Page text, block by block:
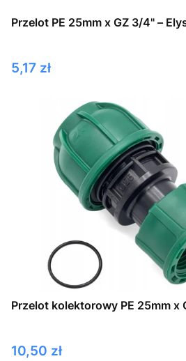
Przelot PE 25mm x GZ 3/4" –
Cena
5,17 zł
Przelot kolektorowy PE 25mm x
Cena
10,50 zł